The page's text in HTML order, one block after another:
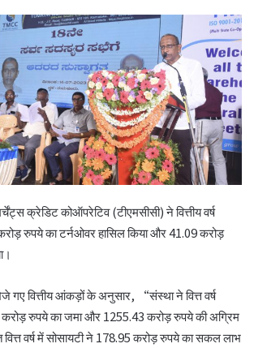
क्रेडिट कोऑपरेटिव (टीएमसीसी) ने वित्तीय वर्ष
रुपये का टर्नओवर हासिल किया और 41.09 करोड़
गए वित्तीय आंकड़ों के अनुसार, “संस्था ने वित्त वर्ष
रुपये का जमा और 1255.43 करोड़ रुपये की अग्रिम
वित्त वर्ष में सोसायटी ने 178.95 करोड़ रुपये का सकल लाभ